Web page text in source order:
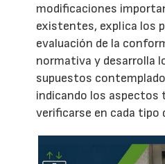
modificaciones
existentes, explica los
evaluación de la
normativa y desarrolla
supuestos
indicando los aspectos
verificarse en cada tipo